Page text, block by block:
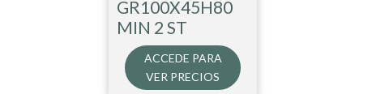
GR100X45H80
MIN 2 ST
ACCEDE PARA
VER PRECIOS